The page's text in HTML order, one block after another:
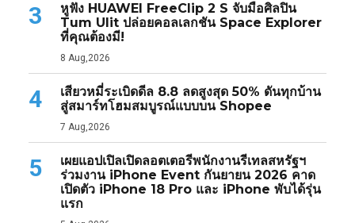
3
หูฟัง HUAWEI FreeClip 2 S จับมือศิลปิน
Tum Ulit ปล่อยคอลเลกชัน Space Explorer
ที่คุณต้องมี!
8 Aug,2026
4
เสียวหมี่ระเบิดดีล 8.8 ลดสูงสุด 50% ดันทุกบ้าน
สู่สมาร์ทโฮมสมบูรณ์แบบบน Shopee
7 Aug,2026
5
เผยแอปเปิลเปิดลอตเตอรีพนักงานรีเทลสหรัฐฯ
ร่วมงาน iPhone Event กันยายน 2026 คาด
เปิดตัว iPhone 18 Pro และ iPhone พับได้รุ่น
แรก